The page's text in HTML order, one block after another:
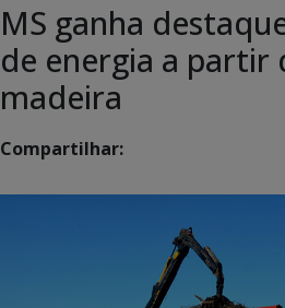
MS ganha
de energia a partir
madeira
Compartilhar: